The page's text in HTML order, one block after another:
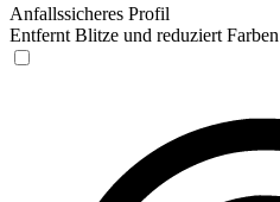
Anfallssicheres Profil
Entfernt Blitze und reduziert Farben